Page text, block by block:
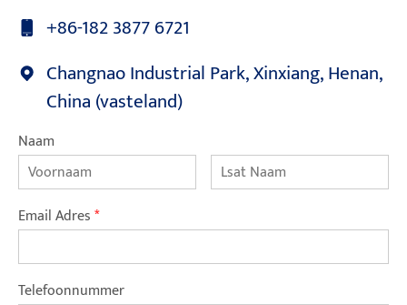
+86-182 3877 6721
Changnao Industrial Park, Xinxiang, Henan,
China (vasteland)
Naam
Email Adres*
Telefoonnummer